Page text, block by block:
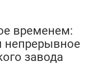
временем:
непрерывное
завода